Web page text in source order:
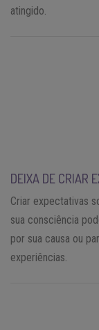
atingido.
DEIXA DE CRIAR
Criar expectativas
sua consciência
por sua causa ou
experiências.